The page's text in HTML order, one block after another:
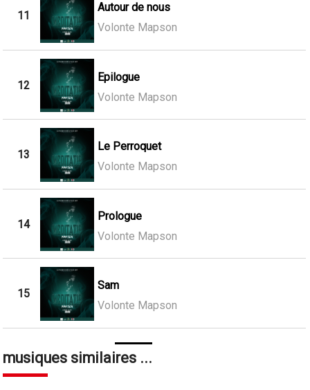
11
Autour de nous
Volonte Mapson
12
Epilogue
Volonte Mapson
13
Le Perroquet
Volonte Mapson
14
Prologue
Volonte Mapson
15
Sam
Volonte Mapson
musiques similaires ...